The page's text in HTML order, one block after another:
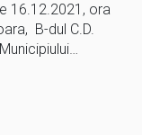
16.12.2021, ora
B-dul C.D.